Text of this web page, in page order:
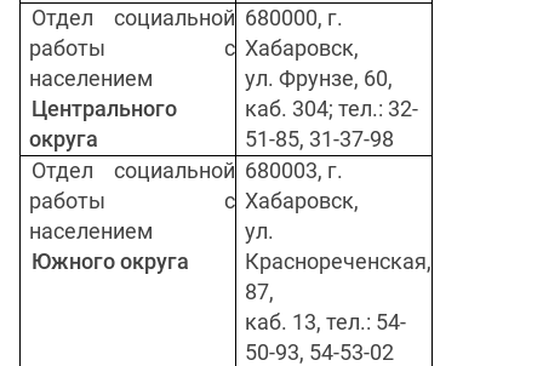
Отдел социальной
работы с
населением
Центрального
округа
680000, г.
Хабаровск,
ул. Фрунзе, 60,
каб. 304; тел.: 32-
51-85, 31-37-98
Отдел социальной
работы с
населением
Южного округа
680003, г.
Хабаровск,
ул.
Краснореченская,
87,
каб. 13, тел.: 54-
50-93, 54-53-02